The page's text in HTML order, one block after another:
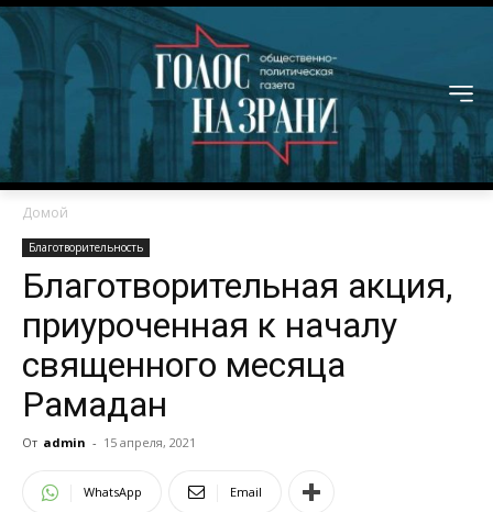
Домой
Благотворительность
Благотворительная акция,
приуроченная к началу
священного месяца
Рамадан
От admin - 15 апреля, 2021
WhatsApp Email